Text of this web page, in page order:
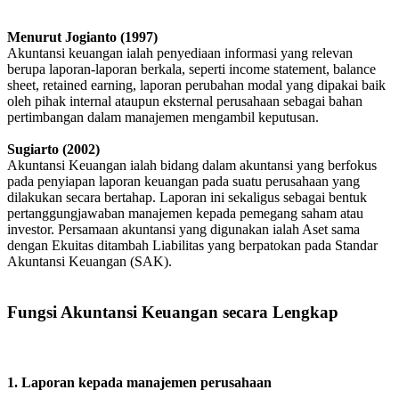
Menurut Jogianto (1997)
Akuntansi keuangan ialah penyediaan informasi yang relevan
berupa laporan-laporan berkala, seperti income statement, balance
sheet, retained earning, laporan perubahan modal yang dipakai baik
oleh pihak internal ataupun eksternal perusahaan sebagai bahan
pertimbangan dalam manajemen mengambil keputusan.
Sugiarto (2002)
Akuntansi Keuangan ialah bidang dalam akuntansi yang berfokus
pada penyiapan laporan keuangan pada suatu perusahaan yang
dilakukan secara bertahap. Laporan ini sekaligus sebagai bentuk
pertanggungjawaban manajemen kepada pemegang saham atau
investor. Persamaan akuntansi yang digunakan ialah Aset sama
dengan Ekuitas ditambah Liabilitas yang berpatokan pada Standar
Akuntansi Keuangan (SAK).
Fungsi Akuntansi Keuangan secara Lengkap
1. Laporan kepada manajemen perusahaan